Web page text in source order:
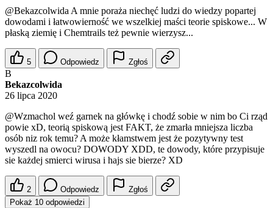
@Bekazcolwida A mnie poraża niechęć ludzi do wiedzy popartej
dowodami i łatwowierność we wszelkiej maści teorie spiskowe... W
płaską ziemię i Chemtrails też pewnie wierzysz...
5 Odpowiedz Zgłoś
B
Bekazcolwida
26 lipca 2020
@Wzmachol weź garnek na główkę i chodź sobie w nim bo Ci rząd
powie xD, teorią spiskową jest FAKT, że zmarła mniejsza liczba
osób niz rok temu? A może kłamstwem jest że pozytywny test
wyszedl na owocu? DOWODY XDD, te dowody, które przypisuje
sie każdej smierci wirusa i hajs sie bierze? XD
2 Odpowiedz
Zgłoś
Pokaż 10 odpowiedzi